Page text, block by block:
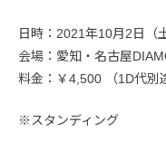
日時：2021年10月2日（
会場：愛知・名古屋
料金：￥4,500 （1D代別
※スタンディング